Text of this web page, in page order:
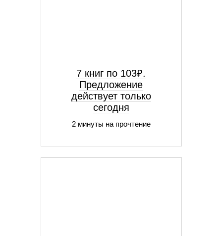
7 книг по 103₽.
Предложение
действует только
сегодня
2 минуты на прочтение